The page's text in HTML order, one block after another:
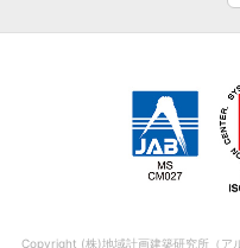
Copyright (株)地域計画建築研究所（ア